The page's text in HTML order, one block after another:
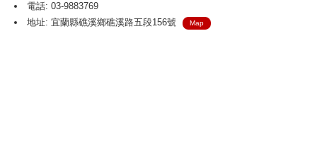
電話: 03-9883769
地址: 宜蘭縣礁溪鄉礁溪路五段156號
Map